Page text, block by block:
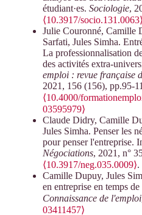
étudiant·es. Sociologie,
⟨10.3917/socio.131.0063⟩
Julie Couronné, Camille
Sarfati, Jules Simha.
La professionnalisation
des activités extra-
emploi : revue française
2021, 156 (156), pp.95-
⟨10.4000/
03595979⟩
Claude Didry, Camille
Jules Simha. Penser les
pour penser l'entreprise.
Négociations, 2021, n°
⟨10.3917/neg.035.0009⟩.
Camille Dupuy, Jules
en entreprise en temps
Connaissance de l'emploi
03411457⟩